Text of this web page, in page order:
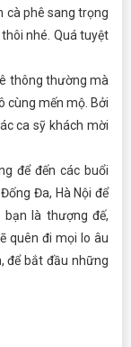
cà phê sang trọng
nhé. Quá tuyệt
thông thường mà
cùng mến mộ. Bởi
ca sỹ khách mời
để đến các buổi
Đa, Hà Nội để
là thượng đế,
quên đi mọi lo âu
để bắt đầu những